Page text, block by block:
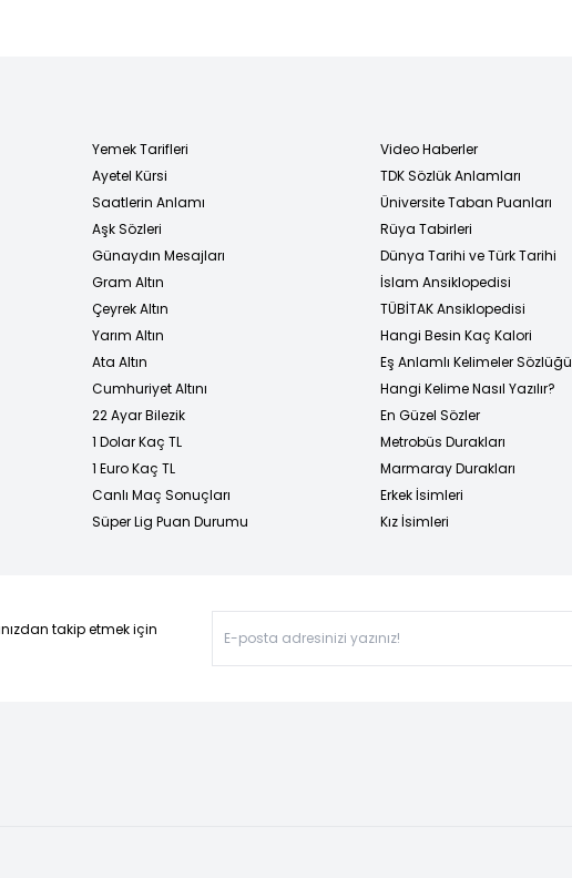
Yemek Tarifleri
Ayetel Kürsi
Saatlerin Anlamı
Aşk Sözleri
Günaydın Mesajları
Gram Altın
Çeyrek Altın
Yarım Altın
Ata Altın
Cumhuriyet Altını
22 Ayar Bilezik
1 Dolar Kaç TL
1 Euro Kaç TL
Canlı Maç Sonuçları
Süper Lig Puan Durumu
Video Haberler
TDK Sözlük Anlamları
Üniversite Taban Puanları
Rüya Tabirleri
Dünya Tarihi ve Türk Tarihi
İslam Ansiklopedisi
TÜBİTAK Ansiklopedisi
Hangi Besin Kaç Kalori
Eş Anlamlı Kelimeler Sözlüğü
Hangi Kelime Nasıl Yazılır?
En Güzel Sözler
Metrobüs Durakları
Marmaray Durakları
Erkek İsimleri
Kız İsimleri
takip etmek için